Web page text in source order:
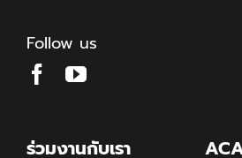
Follow us
ร่วมงานกับเรา